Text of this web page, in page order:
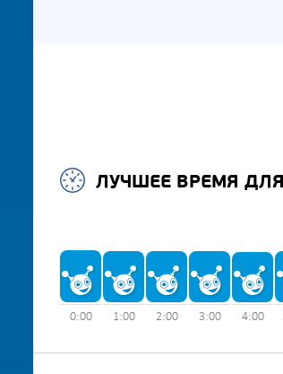
ЛУЧШЕЕ ВРЕМЯ
0:00 1:00 2:00 3:00 4:00